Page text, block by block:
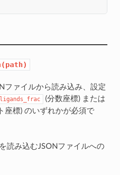
ファイルから読み込み、設定
ligands_frac (分数座標) または
座標) のいずれかが必須で
読み込むJSONファイルへの